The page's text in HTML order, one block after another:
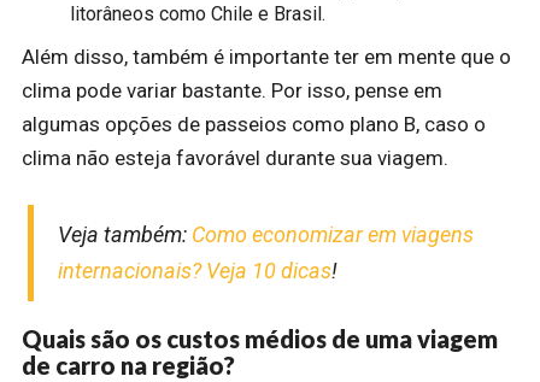
litorâneos como Chile e Brasil.
Além disso, também é importante ter em mente que o
clima pode variar bastante. Por isso, pense em
algumas opções de passeios como plano B, caso o
clima não esteja favorável durante sua viagem.
Veja também: Como economizar em viagens
internacionais? Veja 10 dicas!
Quais são os custos médios de uma viagem
de carro na região?